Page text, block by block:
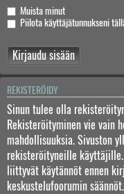
Muista minut
Piilota käyttäjätunnukseni
REKISTERÖIDY
Sinun tulee olla
Rekisteröityminen vie vain
mahdollisuuksia. Sivuston
rekisteröityneille
liittyvät käytännöt ennen
keskustelufoorumin säännöt.